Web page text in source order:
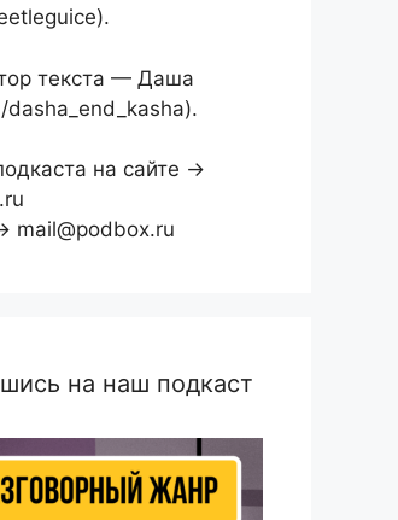
текста — Даша
dasha_end_kasha).
на сайте →
mail@podbox.ru
на наш подкаст